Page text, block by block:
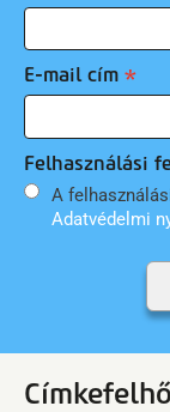
E-mail cím
Felhasználási
A
Adatvédelmi
Címkefelhő